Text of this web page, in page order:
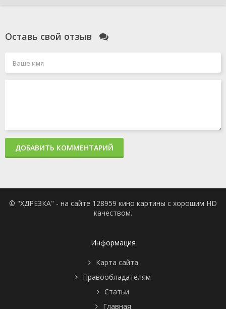
Оставь свой отзыв
ДОБАВИТЬ КОММЕНТАРИЙ
© "ХДРЕЗКА" - на сайте 128959 кино картины с хорошим HD
качеством.
Информация
Карта сайта
Правообладателям
Статьи
Главная